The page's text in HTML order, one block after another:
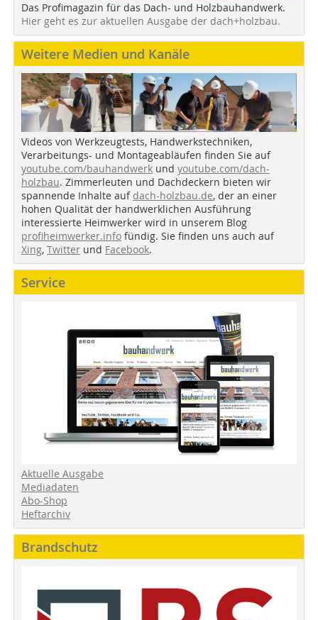
Das Profimagazin für das Dach- und Holzbauhandwerk.
Hier geht es zur aktuellen Ausgabe der dach+holzbau.
Weitere Medien und Kanäle
Videos von Werkzeugtests, Handwerkstechniken,
Verarbeitungs- und Montageabläufen finden Sie auf
youtube.com/bauhandwerk und youtube.com/dach-
holzbau. Zimmerleuten und Dachdeckern bieten wir
spannende Inhalte auf dach-holzbau.de, der an einer
hohen Qualität der handwerklichen Ausführung
interessierte Heimwerker wird in unserem Blog
profiheimwerker.info fündig. Sie finden uns auch auf
Xing, Twitter und Facebook.
Service
Aktuelle Ausgabe
Mediadaten
Abo-Shop
Heftarchiv
Brandschutz